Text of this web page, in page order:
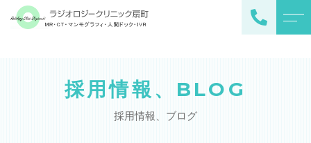
医師紹介
採用情報、BLOG
採用情報、ブログ